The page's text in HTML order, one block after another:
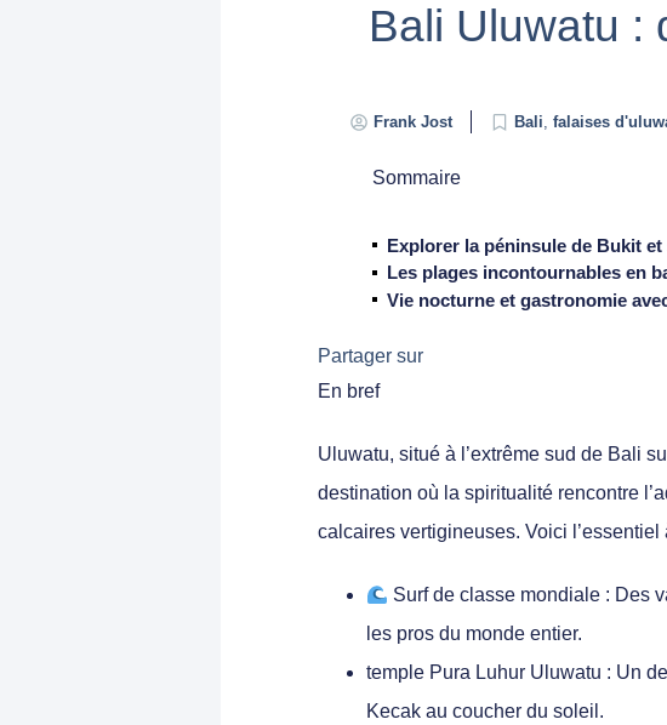
Bali Uluwatu :
Frank Jost Bali, falaises
Sommaire
Explorer la péninsule de Bukit et
Les plages incontournables en
Vie nocturne et gastronomie
Partager sur
En bref
Uluwatu, situé à l’extrême sud de Bali
destination où la spiritualité rencontre
calcaires vertigineuses. Voici l’essentiel
Surf de classe mondiale : Des
les pros du monde entier.
temple Pura Luhur Uluwatu : Un
Kecak au coucher du soleil.